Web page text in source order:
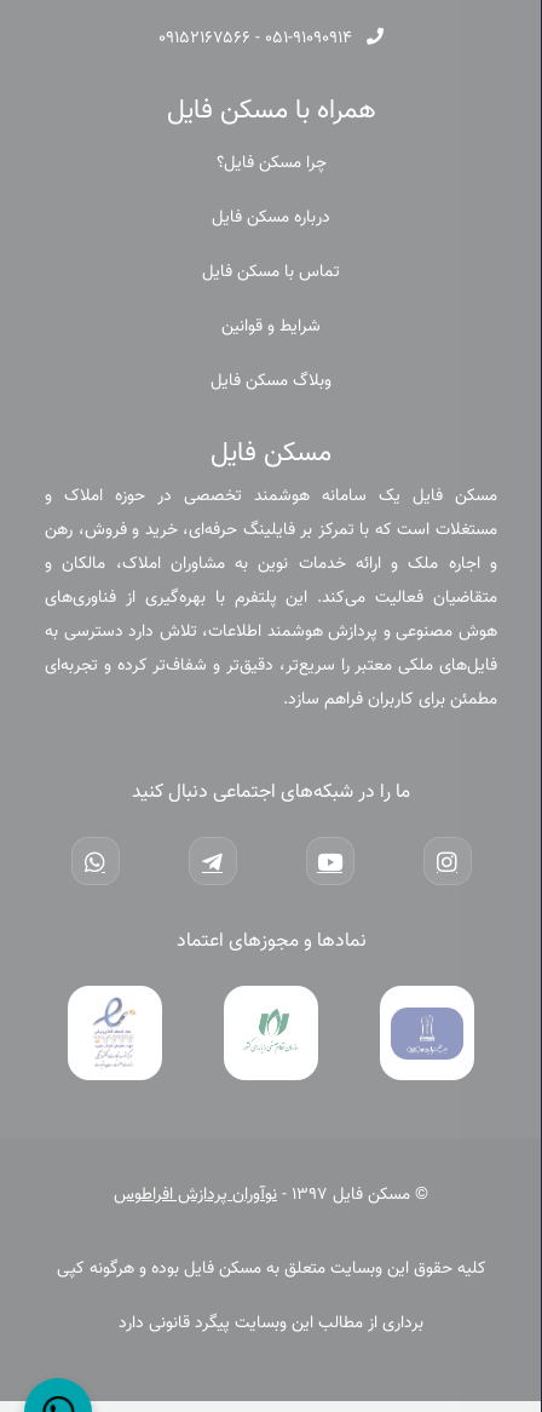
۰۵۱-۹۱۰۹۰۹۱۴ - ۰۹۱۵۲۱۶۷۵۶۶
همراه با مسکن فایل
چرا مسکن فایل؟
درباره مسکن فایل
تماس با مسکن فایل
شرایط و قوانین
وبلاگ مسکن فایل
مسکن فایل
مسکن فایل یک سامانه هوشمند تخصصی در حوزه املاک و
مستغلات است که با تمرکز بر فایلینگ حرفه‌ای، خرید و فروش، رهن
و اجاره ملک و ارائه خدمات نوین به مشاوران املاک، مالکان و
متقاضیان فعالیت می‌کند. این پلتفرم با بهره‌گیری از فناوری‌های
هوش مصنوعی و پردازش هوشمند اطلاعات، تلاش دارد دسترسی به
فایل‌های ملکی معتبر را سریع‌تر، دقیق‌تر و شفاف‌تر کرده و تجربه‌ای
مطمئن برای کاربران فراهم سازد.
ما را در شبکه‌های اجتماعی دنبال کنید
نمادها و مجوزهای اعتماد
© مسکن فایل 1397 - نوآوران پردازش افراطوس
کلیه حقوق این وبسایت متعلق به مسکن فایل بوده و هرگونه کپی
برداری از مطالب این وبسایت پیگرد قانونی دارد